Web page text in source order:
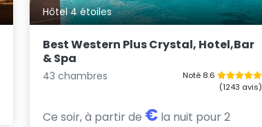
Hôtel 4 étoiles
Best Western Plus Crystal, Hotel,Bar
& Spa
43 chambres
Noté 8.6
(1243 avis)
Ce soir, à partir de € la nuit pour 2